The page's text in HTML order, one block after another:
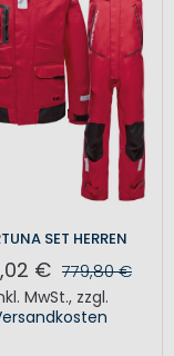
SET HERREN
€ 779,80 €
MwSt., zzgl.